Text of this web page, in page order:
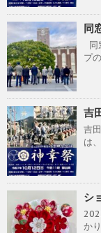
同
同
プ
吉
吉
は
シ
か